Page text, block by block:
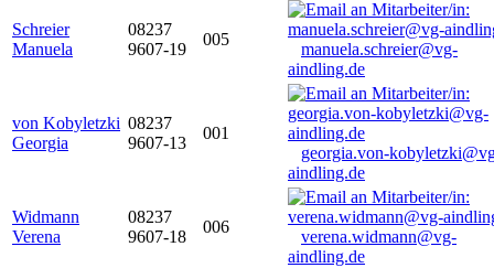
Schreier
Manuela
08237
9607-19
005
manuela.schreier@vg-
aindling.de
von Kobyletzki
Georgia
08237
9607-13
001
georgia.von-
aindling.de
Widmann
Verena
08237
9607-18
006
verena.widmann@vg-
aindling.de